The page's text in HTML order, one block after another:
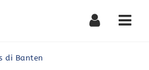
di Banten